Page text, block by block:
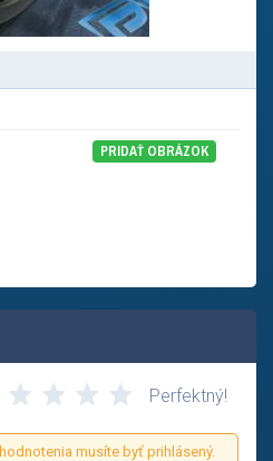
PRIDAŤ OBRÁZOK
Perfektný!
musíte byť prihlásený.